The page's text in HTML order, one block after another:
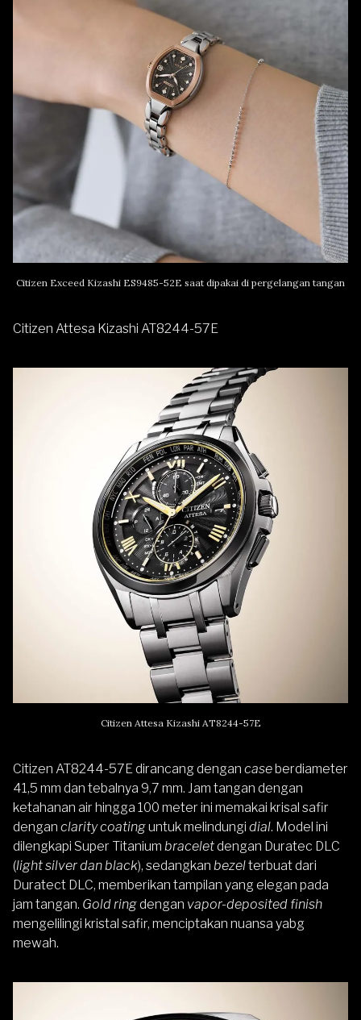
Citizen Exceed Kizashi ES9485-52E saat dipakai di pergelangan tangan
Citizen Attesa Kizashi AT8244-57E
Citizen Attesa Kizashi AT8244-57E
Citizen AT8244-57E dirancang dengan caseberdiameter
41,5 mm dan tebalnya 9,7 mm. Jam tangan dengan
ketahanan air hingga 100 meter ini memakai krisal safir
dengan clarity coatinguntuk melindungi dial. Model ini
dilengkapi Super Titanium braceletdengan Duratec DLC
(light silver dan black), sedangkan bezelterbuat dari
Duratect DLC, memberikan tampilan yang elegan pada
jam tangan. Gold ringdengan vapor-deposited finish
mengelilingi kristal safir, menciptakan nuansa yabg
mewah.